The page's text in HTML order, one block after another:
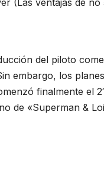
(Las ventajas de
del piloto
embargo, los
finalmente el
de «Superman &